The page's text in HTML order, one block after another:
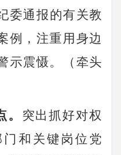
委通报的有关教
例，注重用身边
示震慑。（牵头
突出抓好对权
门 和关键岗位党